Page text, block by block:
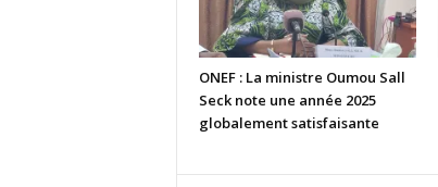
ONEF : La ministre Oumou Sall
Seck note une année 2025
globalement satisfaisante